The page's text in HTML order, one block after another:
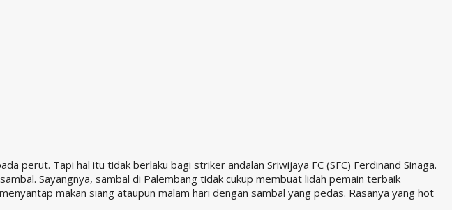
perut. Tapi hal itu tidak berlaku bagi striker andalan Sriwijaya FC (SFC) Ferdinand Sinaga.
Sayangnya, sambal di Palembang tidak cukup membuat lidah pemain terbaik
makan siang ataupun malam hari dengan sambal yang pedas. Rasanya yang hot